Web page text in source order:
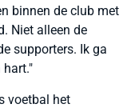
binnen de club met
Niet alleen de
supporters. Ik ga
hart."
voetbal het